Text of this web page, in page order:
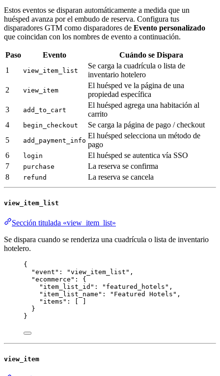
Estos eventos se disparan automáticamente a medida que un
huésped avanza por el embudo de reserva. Configura tus
disparadores GTM como disparadores de Evento personalizado
que coincidan con los nombres de evento a continuación.
Paso Evento
Cuándo se Dispara
1
view_item_list
Se carga la cuadrícula o lista de
inventario hotelero
2
view_item
El huésped ve la página de una
propiedad específica
3
add_to_cart
El huésped agrega una habitación al
carrito
4
begin_checkout
Se carga la página de pago / checkout
5
add_payment_info
El huésped selecciona un método de
pago
6
login
El huésped se autentica vía SSO
7
purchase
La reserva se confirma
8
refund La reserva se cancela
view_item_list
Sección titulada «view_item_list»
Se dispara cuando se renderiza una cuadrícula o lista de inventario
hotelero.
{
"event" : "view_item_list " ,
"ecommerce" : {
"item_list_id" : " featured_hotels " ,
"item_list_name" : " Featured Hotels " ,
"items" : [ ]
}
}
view_item